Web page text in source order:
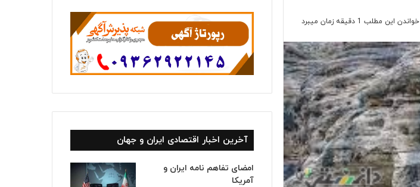
خواندن این مطلب 1 دقیقه زمان میبرد
آخرین اخبار اقتصادی ایران و جهان
امضای تفاهم نامه ایران و
آمریکا